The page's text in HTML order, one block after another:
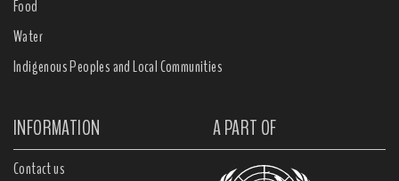
Food
Water
Indigenous Peoples and Local Communities
INFORMATION A PART OF
Contact us